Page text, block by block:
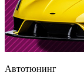
Автотюнинг